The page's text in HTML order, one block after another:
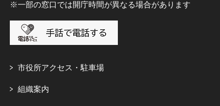
※一部の窓口では開庁時間が異なる場合があります
市役所アクセス・駐車場
組織案内